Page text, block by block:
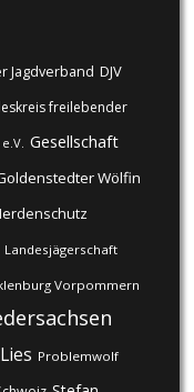
Jagdverband DJV
freilebender
Gesellschaft
Wölfin
Landesjägerschaft
Vorpommern
Problemwolf